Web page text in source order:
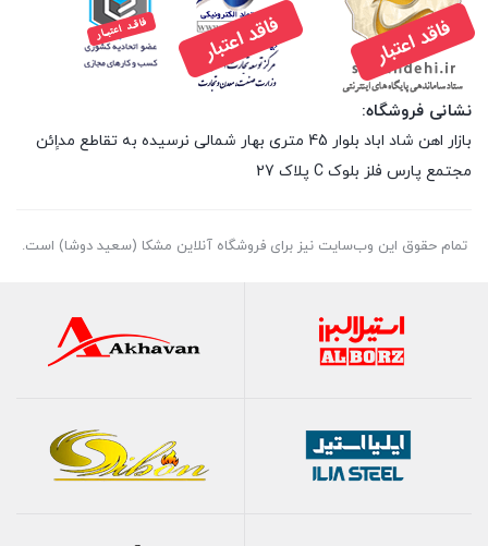
نشانی فروشگاه:
بازار اهن شاد اباد بلوار 45 متری بهار شمالی نرسیده به تقاطع مداِِئن
مجتمع پارس فلز بلوک C پلاک 27
تمام حقوق اين وب‌سايت نیز برای فروشگاه آنلاین مشکا (سعید دوشا) است.